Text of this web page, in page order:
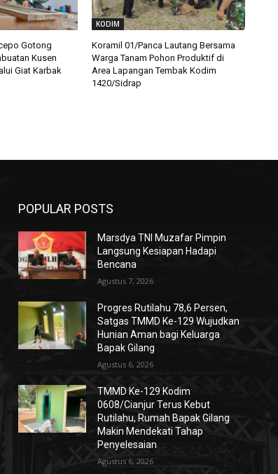
Gotong
Kusen
Giat Karbak
KODIM
Koramil 01/Panca Lautang Bersama
Warga Tanam Pohon Produktif di
Area Lapangan Tembak Kodim
1420/Sidrap
POPULAR POSTS
Marsdya TNI Muzafar Pimpin
Langsung Kesiapan Hadapi
Bencana
Agustus 7, 2026
Progres Rutilahu 78,6 Persen,
Satgas TMMD Ke-129 Wujudkan
Hunian Aman bagi Keluarga
Bapak Gilang
Agustus 6, 2026
TMMD Ke-129 Kodim
0608/Cianjur Terus Kebut
Rutilahu, Rumah Bapak Gilang
Makin Mendekati Tahap
Penyelesaian
Agustus 6, 2026